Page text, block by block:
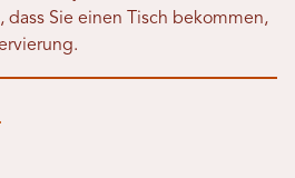
dass Sie einen Tisch bekommen,